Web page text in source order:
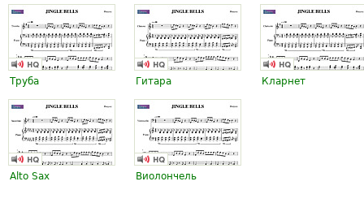
Труба Гитара Кларнет
Alto Sax Виолончель